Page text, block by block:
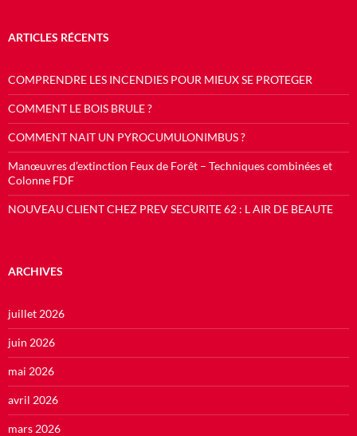
ARTICLES RÉCENTS
COMPRENDRE LES INCENDIES POUR MIEUX SE PROTEGER
COMMENT LE BOIS BRULE ?
COMMENT NAIT UN PYROCUMULONIMBUS ?
Manœuvres d’extinction Feux de Forêt – Techniques combinées et
Colonne FDF
NOUVEAU CLIENT CHEZ PREV SECURITE 62 : L AIR DE BEAUTE
ARCHIVES
juillet 2026
juin 2026
mai 2026
avril 2026
mars 2026